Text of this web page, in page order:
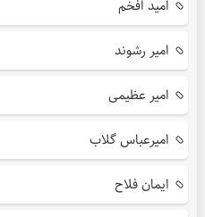
امید افخم
امیر رشوند
امیر عظیمی
امیرعباس گلاب
ایمان فلاح